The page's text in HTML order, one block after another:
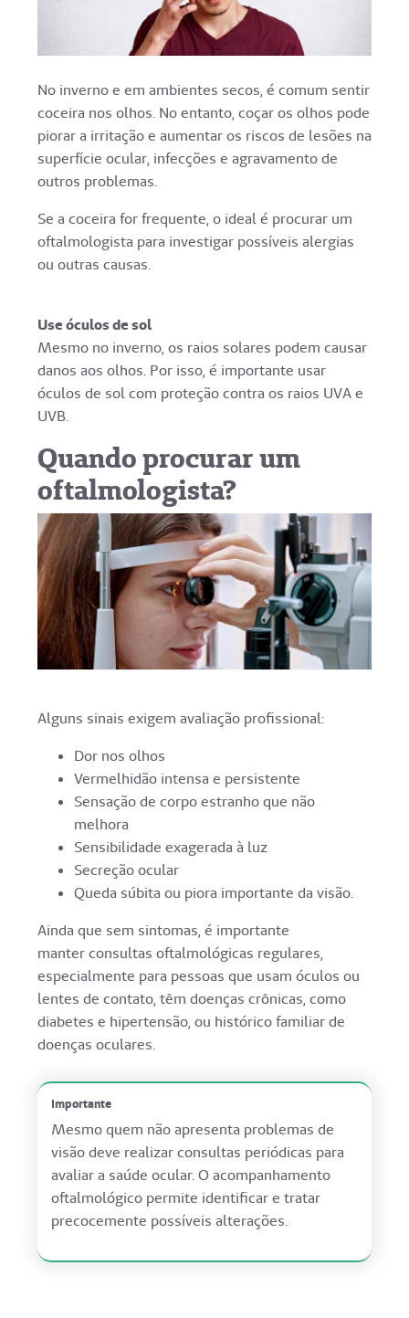
No inverno e em ambientes secos, é comum sentir
coceira nos olhos. No entanto, coçar os olhos pode
piorar a irritação e aumentar os riscos de lesões na
superfície ocular, infecções e agravamento de
outros problemas.
Se a coceira for frequente, o ideal é procurar um
oftalmologista para investigar possíveis alergias
ou outras causas.
Use óculos de sol
Mesmo no inverno, os raios solares podem causar
danos aos olhos. Por isso, é importante usar
óculos de sol com proteção contra os raios UVA e
UVB.
Quando procurar um
oftalmologista?
Alguns sinais exigem avaliação profissional:
Dor nos olhos
Vermelhidão intensa e persistente
Sensação de corpo estranho que não
melhora
Sensibilidade exagerada à luz
Secreção ocular
Queda súbita ou piora importante da visão.
Ainda que sem sintomas, é importante
manter consultas oftalmológicas regulares,
especialmente para pessoas que usam óculos ou
lentes de contato, têm doenças crônicas, como
diabetes e hipertensão, ou histórico familiar de
doenças oculares.
Importante
Mesmo quem não apresenta problemas de
visão deve realizar consultas periódicas para
avaliar a saúde ocular. O acompanhamento
oftalmológico permite identificar e tratar
precocemente possíveis alterações.